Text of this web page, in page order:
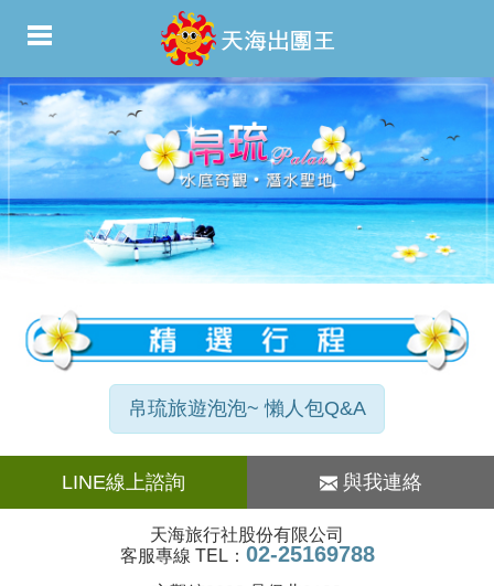
帛琉旅遊泡泡~ 懶人包Q&A
LINE線上諮詢 與我連絡
天海旅行社股份有限公司
客服專線 TEL： 02-25169788